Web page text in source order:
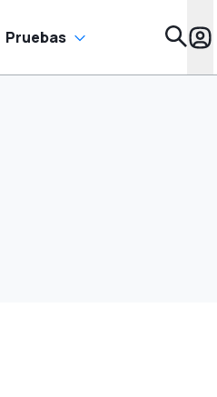
Pruebas